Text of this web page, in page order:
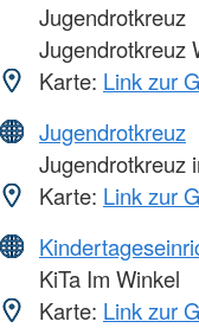
Jugendrotkreuz
Jugendrotkreuz
Karte: Link zur
Jugendrotkreuz
Jugendrotkreuz
Karte: Link zur
KiTa Im Winkel
Karte: Link zur